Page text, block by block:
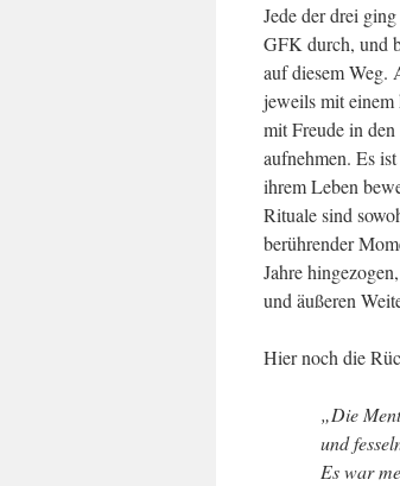
Jede der drei
GFK durch, und
auf diesem Weg.
jeweils mit
mit Freude in
aufnehmen. Es
ihrem Leben
Rituale sind
berührender
Jahre
und äußeren
Hier noch die
„Die
und
Es war